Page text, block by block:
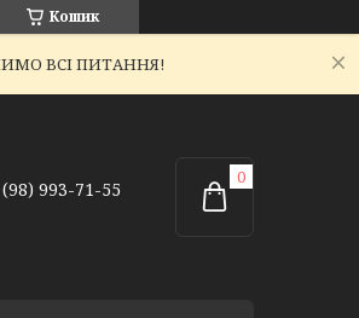
Кошик
ВСІ ПИТАННЯ!
993-71-55